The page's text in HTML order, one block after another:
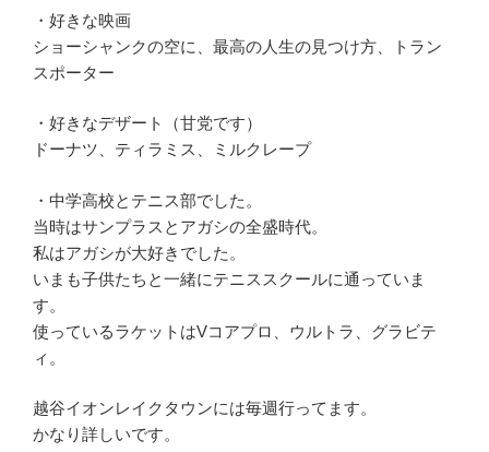
・好きな映画
ショーシャンクの空に、最高の人生の見つけ方、トラン
スポーター
・好きなデザート（甘党です）
ドーナツ、ティラミス、ミルクレープ
・中学高校とテニス部でした。
当時はサンプラスとアガシの全盛時代。
私はアガシが大好きでした。
いまも子供たちと一緒にテニススクールに通っていま
す。
使っているラケットはVコアプロ、ウルトラ、グラビテ
ィ。
越谷イオンレイクタウンには毎週行ってます。
かなり詳しいです。